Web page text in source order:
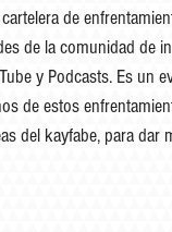
de
de la comunidad de
y Podcasts.​ Es
de estos
del kayfabe, para dar